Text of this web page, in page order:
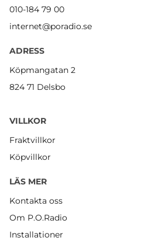
010-184 79 00
internet@poradio.se
ADRESS
Köpmangatan 2
824 71 Delsbo
VILLKOR
Fraktvillkor
Köpvillkor
LÄS MER
Kontakta oss
Om P.O.Radio
Installationer